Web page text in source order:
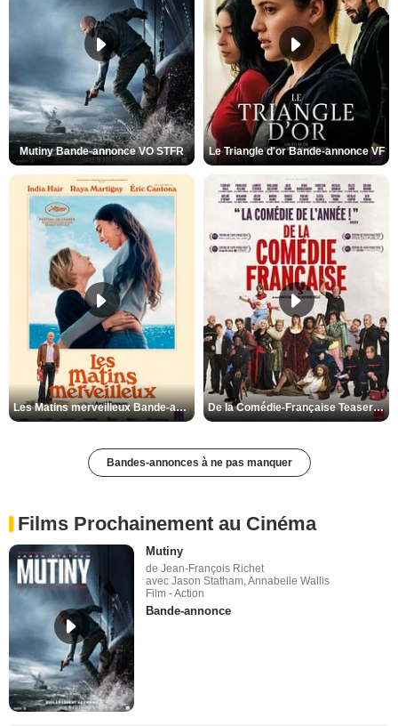
Mutiny Bande-annonce VO STFR Le Triangle d'or Bande-annonce VF
Les Matins merveilleux Bande-annonce VF De la Comédie-Française Teaser VF
Bandes-annonces à ne pas manquer
Films Prochainement au Cinéma
Mutiny
de Jean-François Richet
avec Jason Statham, Annabelle Wallis
Film - Action
Bande-annonce